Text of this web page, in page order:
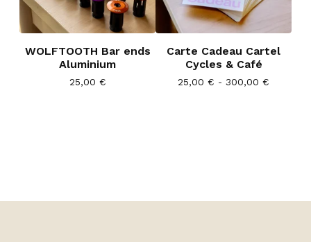
WOLFTOOTH Bar ends
Aluminium
25,00 €
Carte Cadeau Cartel
Cycles & Café
25,00 € - 300,00 €